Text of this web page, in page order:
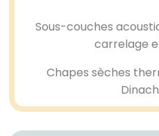
Sous-couches
carrelage
Chapes sèches